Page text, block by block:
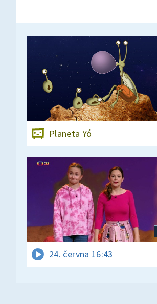
Planeta Yó
24. června 16:43